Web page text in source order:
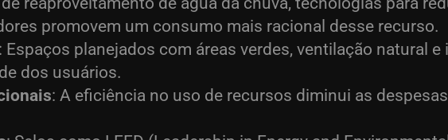
promovem um consumo mais racional desse recurso.
: Espaços planejados com áreas verdes, ventilação natural
dos usuários.
: A eficiência no uso de recursos diminui as